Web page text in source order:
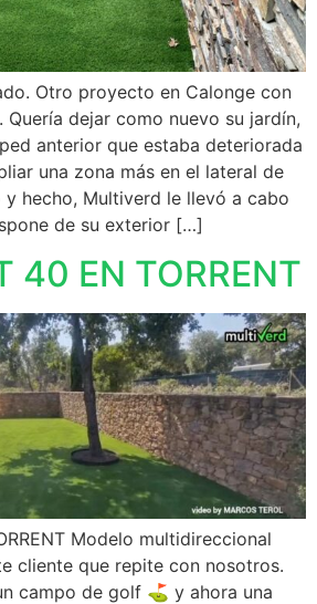
Otro proyecto en Calonge con
Quería dejar como nuevo su jardín,
anterior que estaba deteriorada
una zona más en el lateral de
y hecho, Multiverd le llevó a cabo
de su exterior […]
40 EN TORRENT
Modelo multidireccional
que repite con nosotros.
campo de golf ⛳️ y ahora una